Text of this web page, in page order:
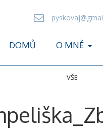
DOMŮ O MNĚ
VŠE